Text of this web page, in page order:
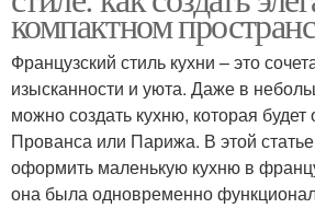
компактном
Французский стиль кухни – это
изысканности и уюта. Даже в
можно создать кухню, которая будет
Прованса или Парижа. В этой
оформить маленькую кухню в
она была одновременно